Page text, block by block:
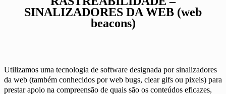
SINALIZADORES DA WEB (web
beacons)
Utilizamos uma tecnologia de software designada por sinalizadores
da web (também conhecidos por web bugs, clear gifs ou pixels) para
prestar apoio na compreensão de quais são os conteúdos eficazes,